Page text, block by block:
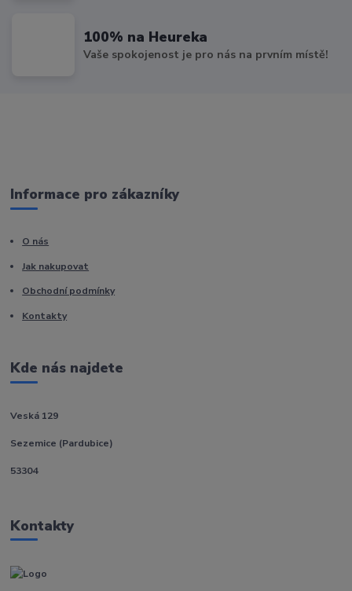
100% na Heureka
Vaše spokojenost je pro nás na prvním místě!
Informace pro zákazníky
O nás
Jak nakupovat
Obchodní podmínky
Kontakty
Kde nás najdete
Veská 129
Sezemice (Pardubice)
53304
Kontakty